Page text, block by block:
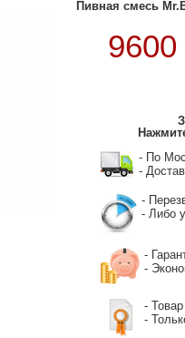
Пивная смесь
9600
- По
-
-
- Либо
-
-
- Товар
-